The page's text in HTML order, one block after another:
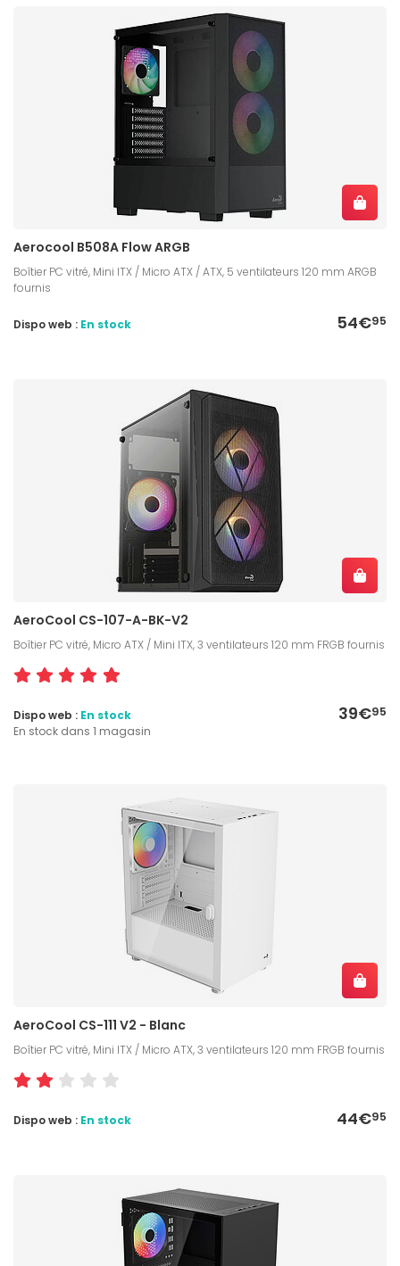
Aerocool B508A Flow ARGB
Boîtier PC vitré, Mini ITX / Micro ATX / ATX, 5 ventilateurs 120 mm ARGB
fournis
54€95
Dispo web : En stock
AeroCool CS-107-A-BK-V2
Boîtier PC vitré, Micro ATX / Mini ITX, 3 ventilateurs 120 mm FRGB fournis
39€95
Dispo web : En stock
En stock dans 1 magasin
AeroCool CS-111 V2 - Blanc
Boîtier PC vitré, Mini ITX / Micro ATX, 3 ventilateurs 120 mm FRGB fournis
44€95
Dispo web : En stock